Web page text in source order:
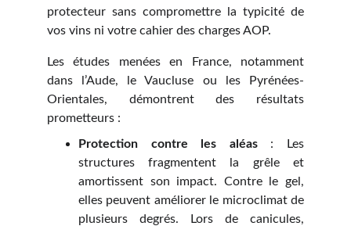
protecteur sans compromettre la typicité de
vos vins ni votre cahier des charges AOP.
Les études menées en France, notamment
dans l’Aude, le Vaucluse ou les Pyrénées-
Orientales, démontrent des résultats
prometteurs :
Protection contre les aléas: Les
structures fragmentent la grêle et
amortissent son impact. Contre le gel,
elles peuvent améliorer le microclimat de
plusieurs degrés. Lors de canicules,